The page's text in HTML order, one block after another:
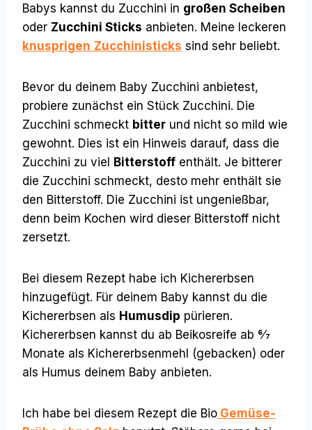
Babys kannst du Zucchini in großen Scheiben
oder Zucchini Sticks anbieten. Meine leckeren
knusprigen Zucchinisticks sind sehr beliebt.
Bevor du deinem Baby Zucchini anbietest,
probiere zunächst ein Stück Zucchini. Die
Zucchini schmeckt bitter und nicht so mild wie
gewohnt. Dies ist ein Hinweis darauf, dass die
Zucchini zu viel Bitterstoff enthält. Je bitterer
die Zucchini schmeckt, desto mehr enthält sie
den Bitterstoff. Die Zucchini ist ungenießbar,
denn beim Kochen wird dieser Bitterstoff nicht
zersetzt.
Bei diesem Rezept habe ich Kichererbsen
hinzugefügt. Für deinem Baby kannst du die
Kichererbsen als Humusdip pürieren.
Kichererbsen kannst du ab Beikosreife ab 6⁄7
Monate als Kichererbsenmehl (gebacken) oder
als Humus deinem Baby anbieten.
Ich habe bei diesem Rezept die Bio Gemüse-